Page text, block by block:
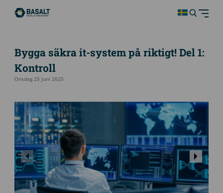
Bygga säkra it-system på riktigt! Del 1:
Kontroll
Onsdag 25 Juni 2025